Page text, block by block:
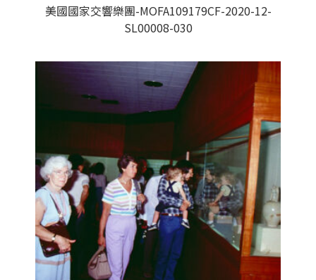
美國國家交響樂團-MOFA109179CF-2020-12-
SL00008-030